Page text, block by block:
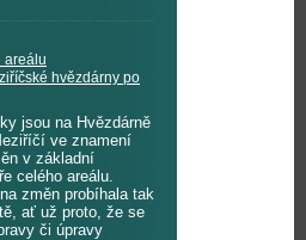
areálu
hvězdárny po
jsou na Hvězdárně
ve znamení
v základní
celého areálu.
změn probíhala tak
ať už proto, že se
či úpravy